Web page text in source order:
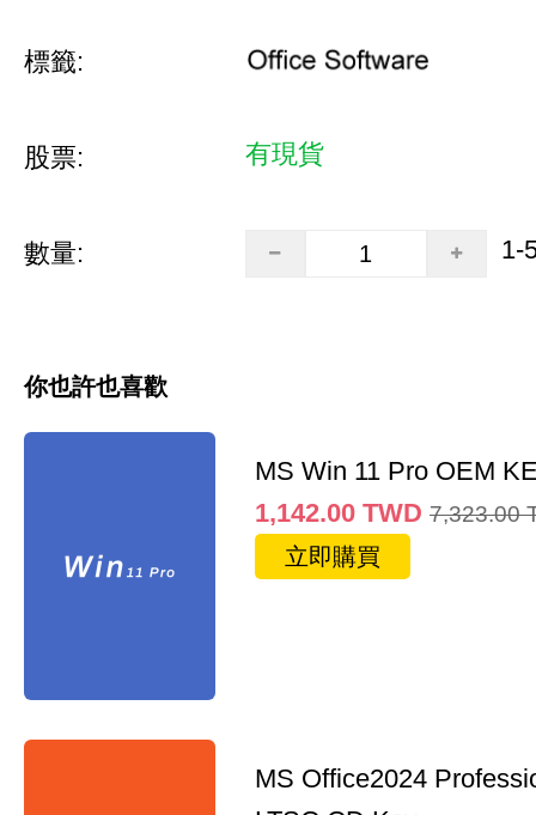
標籤:
股票: 有現貨
數量: 1-
你也許也喜歡
MS Win 11 Pro OEM
1,142.00 TWD 7,323.00
立即購買
MS Office2024